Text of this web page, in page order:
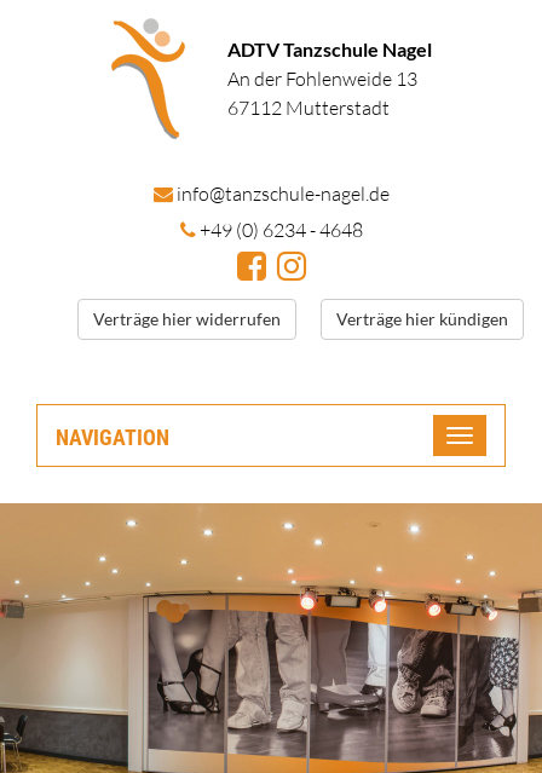
ADTV Tanzschule Nagel
An der Fohlenweide 13
67112 Mutterstadt
info@tanzschule-nagel.de
+49 (0) 6234 - 4648
Verträge hier widerrufen Verträge hier kündigen
NAVIGATION
Toggle